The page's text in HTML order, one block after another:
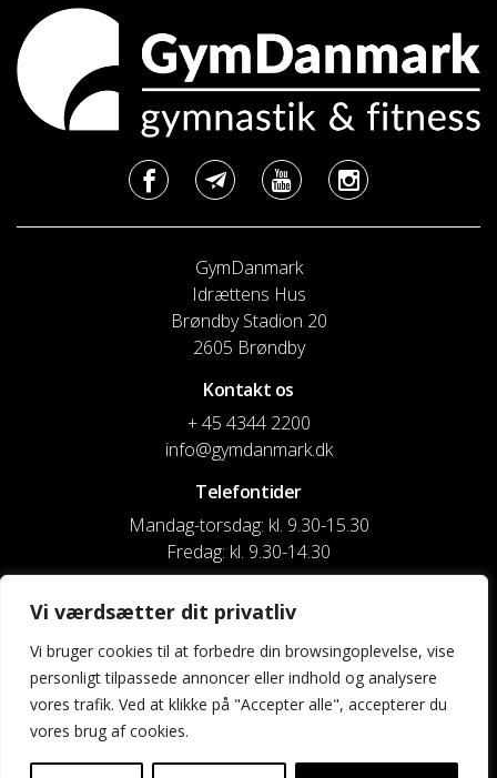
Vi værdsætter dit privatliv
Vi bruger cookies til at forbedre din browsingoplevelse, vise
personligt tilpassede annoncer eller indhold og analysere
vores trafik. Ved at klikke på "Accepter alle", accepterer du
vores brug af cookies.
GymDanmark
Idrættens Hus
Brøndby Stadion 20
2605 Brøndby
Kontakt os
+ 45 4344 2200
info@gymdanmark.dk
Telefontider
Mandag-torsdag: kl. 9.30-15.30
Fredag: kl. 9.30-14.30
CVR nr. 20916818
Reg. & Kontonr.: 4180 3119119022
Privatlivspolitik og cookies
Kontakt os